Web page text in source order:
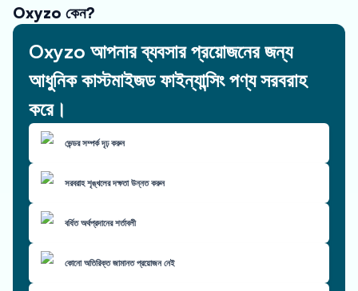
Oxyzo কেন?
Oxyzo আপনার ব্যবসার প্রয়োজনের জন্য
আধুনিক কাস্টমাইজড ফাইন্যান্সিং পণ্য সরবরাহ
করে।
ভেন্ডর সম্পর্ক দৃঢ় করুন
সরবরাহ শৃঙ্খলের দক্ষতা উন্নত করুন
বর্ধিত অর্থপ্রদানের শর্তাবলী
কোনো অতিরিক্ত জামানত প্রয়োজন নেই